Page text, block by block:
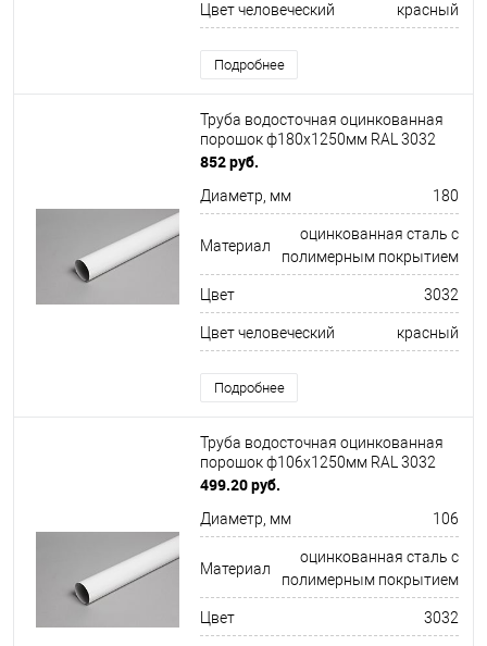
Цвет человеческий красный
Подробнее
Труба водосточная оцинкованная
порошок ф180х1250мм RAL 3032
852 руб.
Диаметр, мм 180
Материал
оцинкованная сталь с
полимерным покрытием
Цвет 3032
Цвет человеческий красный
Подробнее
Труба водосточная оцинкованная
порошок ф106х1250мм RAL 3032
499.20 руб.
Диаметр, мм 106
Материал
оцинкованная сталь с
полимерным покрытием
Цвет 3032